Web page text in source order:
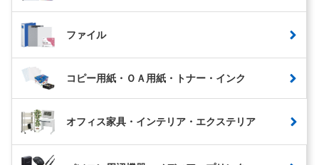
ファイル
コピー用紙・ＯＡ用紙・トナー・インク
オフィス家具・インテリア・エクステリア